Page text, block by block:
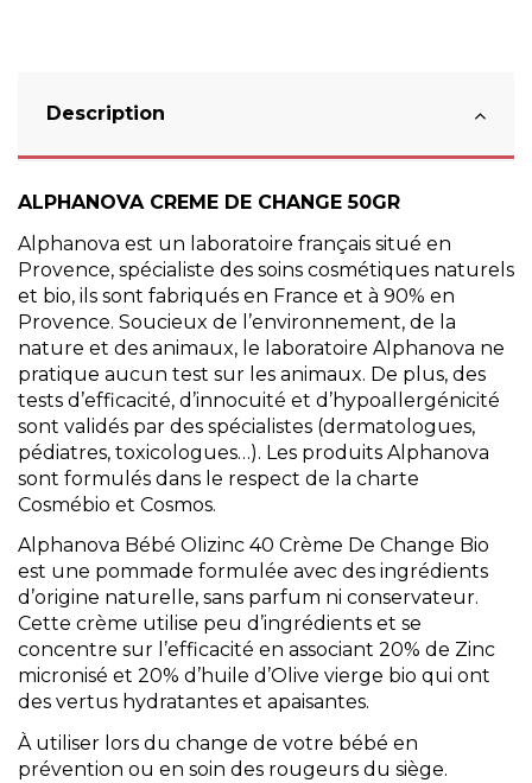
Description
ALPHANOVA CREME DE CHANGE 50GR
Alphanova est un laboratoire français situé en
Provence, spécialiste des soins cosmétiques naturels
et bio, ils sont fabriqués en France et à 90% en
Provence. Soucieux de l’environnement, de la
nature et des animaux, le laboratoire Alphanova ne
pratique aucun test sur les animaux. De plus, des
tests d’efficacité, d’innocuité et d’hypoallergénicité
sont validés par des spécialistes (dermatologues,
pédiatres, toxicologues…). Les produits Alphanova
sont formulés dans le respect de la charte
Cosmébio et Cosmos.
Alphanova Bébé Olizinc 40 Crème De Change Bio
est une pommade formulée avec des ingrédients
d’origine naturelle, sans parfum ni conservateur.
Cette crème utilise peu d’ingrédients et se
concentre sur l’efficacité en associant 20% de Zinc
micronisé et 20% d’huile d’Olive vierge bio qui ont
des vertus hydratantes et apaisantes.
À utiliser lors du change de votre bébé en
prévention ou en soin des rougeurs du siège.